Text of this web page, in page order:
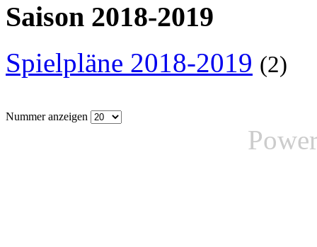
Saison 2018-2019
Spielpläne 2018-2019 (2)
Nummer anzeigen